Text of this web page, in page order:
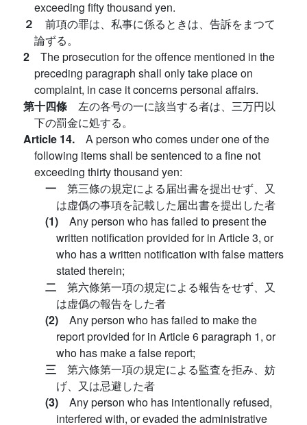
exceeding fifty thousand yen.
２ 前項の罪は、私事に係るときは、告訴をまつて
論ずる。
2 The prosecution for the offence mentioned in the
preceding paragraph shall only take place on
complaint, in case it concerns personal affairs.
第十四條 左の各号の一に該当する者は、三万円以
下の罰金に処する。
Article 14. A person who comes under one of the
following items shall be sentenced to a fine not
exceeding thirty thousand yen:
一 第三條の規定による届出書を提出せず、又
は虚僞の事項を記載した届出書を提出した者
(1) Any person who has failed to present the
written notification provided for in Article 3, or
who has a written notification with false matters
stated therein;
二 第六條第一項の規定による報告をせず、又
は虚僞の報告をした者
(2) Any person who has failed to make the
report provided for in Article 6 paragraph 1, or
who has make a false report;
三 第六條第一項の規定による監査を拒み、妨
げ、又は忌避した者
(3) Any person who has intentionally refused,
interfered with, or evaded the administrative